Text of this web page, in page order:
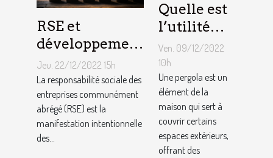
RSE et
développement
durable :
Comment
décrocher vite
un emploi avec
ce profil ?
Jeu. 22/12/2022 15h
La responsabilité sociale des
entreprises communément
abrégé (RSE) est la
manifestation intentionnelle
des...
Quelle est
l’utilité
d’une
pergola ?
Ven. 09/12/2022
10h
Une pergola est un
élément de la
maison qui sert à
couvrir certains
espaces extérieurs,
offrant des